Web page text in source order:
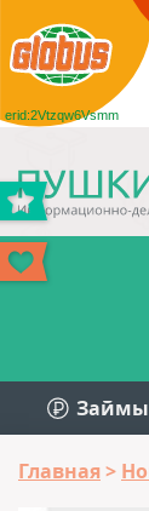
erid:2Vtzqw6Vsmm
Займы
Главная